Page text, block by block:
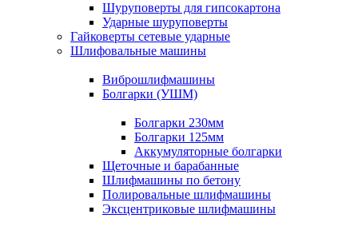
Шуруповерты для гипсокартона
Ударные шуруповерты
Гайковерты сетевые ударные
Шлифовальные машины
Виброшлифмашины
Болгарки (УШМ)
Болгарки 230мм
Болгарки 125мм
Аккумуляторные болгарки
Щеточные и барабанные
Шлифмашины по бетону
Полировальные шлифмашины
Эксцентриковые шлифмашины